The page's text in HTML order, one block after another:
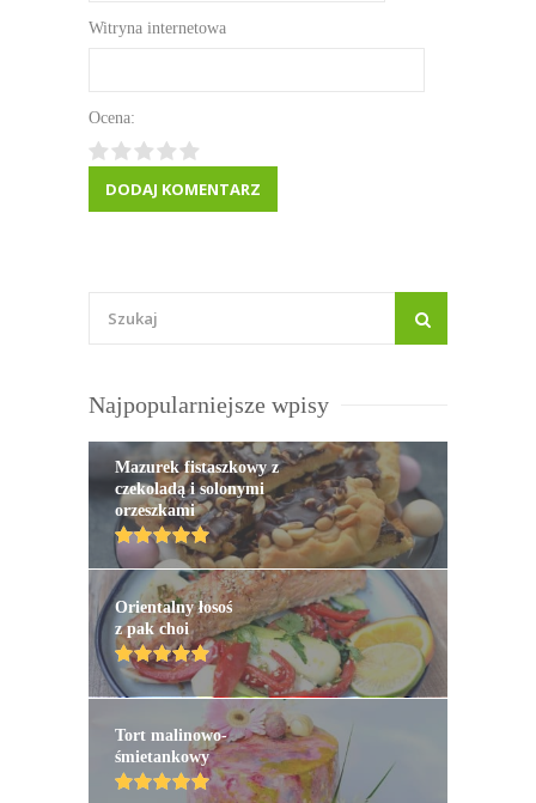
Witryna internetowa
Ocena:
Najpopularniejsze wpisy
Mazurek fistaszkowy z
czekoladą i solonymi
orzeszkami
Orientalny łosoś
z pak choi
Tort malinowo-
śmietankowy